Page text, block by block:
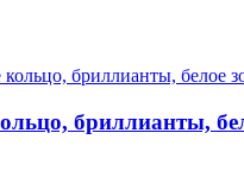
бриллианты,